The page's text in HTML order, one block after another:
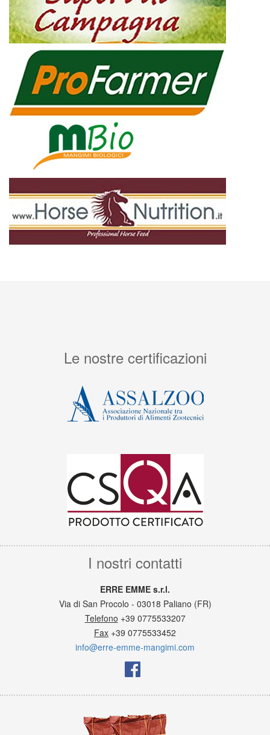
Le nostre certificazioni
I nostri contatti
ERRE EMME s.r.l.
Via di San Procolo - 03018 Paliano (FR)
Telefono +39 0775533207
Fax +39 0775533452
info@erre-emme-mangimi.com